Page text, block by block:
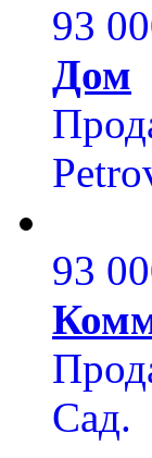
93
Дом
93
Сад.